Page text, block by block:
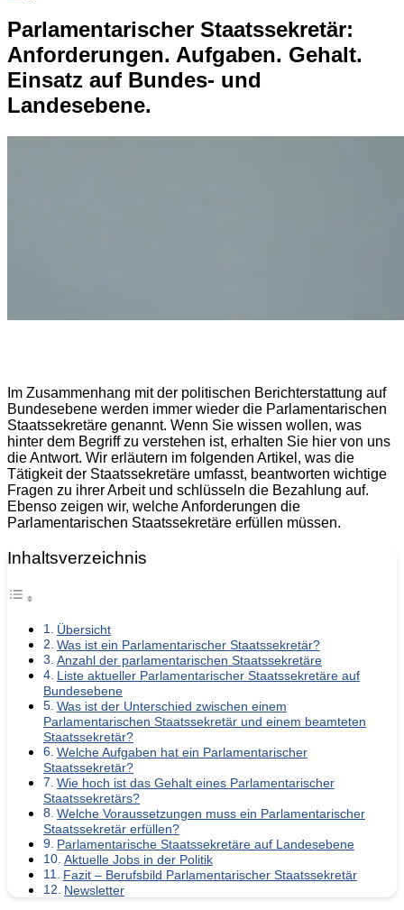
Parlamentarischer Staatssekretär:
Anforderungen. Aufgaben. Gehalt.
Einsatz auf Bundes- und
Landesebene.
Im Zusammenhang mit der politischen Berichterstattung auf
Bundesebene werden immer wieder die Parlamentarischen
Staatssekretäre genannt. Wenn Sie wissen wollen, was
hinter dem Begriff zu verstehen ist, erhalten Sie hier von uns
die Antwort. Wir erläutern im folgenden Artikel, was die
Tätigkeit der Staatssekretäre umfasst, beantworten wichtige
Fragen zu ihrer Arbeit und schlüsseln die Bezahlung auf.
Ebenso zeigen wir, welche Anforderungen die
Parlamentarischen Staatssekretäre erfüllen müssen.
Inhaltsverzeichnis
Übersicht
Was ist ein Parlamentarischer Staatssekretär?
Anzahl der parlamentarischen Staatssekretäre
Liste aktueller Parlamentarischer Staatssekretäre auf
Bundesebene
Was ist der Unterschied zwischen einem
Parlamentarischen Staatssekretär und einem beamteten
Staatssekretär?
Welche Aufgaben hat ein Parlamentarischer
Staatssekretär?
Wie hoch ist das Gehalt eines Parlamentarischer
Staatssekretärs?
Welche Voraussetzungen muss ein Parlamentarischer
Staatssekretär erfüllen?
Parlamentarische Staatssekretäre auf Landesebene
Aktuelle Jobs in der Politik
Fazit – Berufsbild Parlamentarischer Staatssekretär
Newsletter